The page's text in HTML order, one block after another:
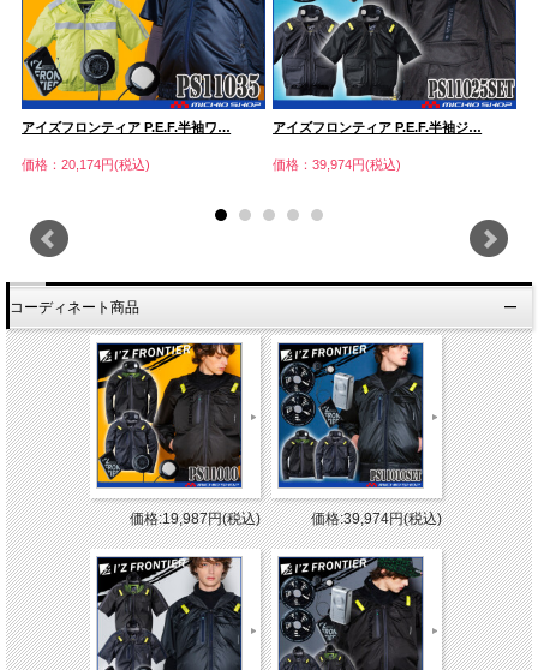
アイズフロンティア P.E.F.半袖ワ…
価格：20,174円(税込)
アイズフロンティア P.E.F.半袖ジ…
価格：39,974円(税込)
コーディネート商品
価格:19,987円(税込) 価格:39,974円(税込)